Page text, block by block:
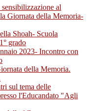
al
Giornata della Memoria-
Shoah- Scuola
grado
2023- Incontro con
della Memoria.
sul tema delle
l'Educandato "Agli